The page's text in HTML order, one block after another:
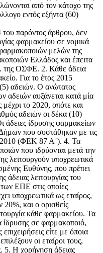
από τον κάτοχο της
εντός εξήντα (60)
παρόντος άρθρου, δεν
φαρμακείου σε νομικά
μελών της
Ελλάδος και έπειτα
της ΟΣΦΕ. 2. Κάθε άδεια
Για το έτος 2015
(5) αδειών. Ο ανώτατος
αδειών αυξάνεται κατά μία
μέχρι το 2020, οπότε και
αδειών οι δέκα (10)
άδειες ίδρυσης φαρμακείων
που συστάθηκαν με τις
2010 (ΦΕΚ 87 Α΄). 4. Τα
που ιδρύονται μετά την
λειτουργούν υποχρεωτικά
Ευθύνης, που πρέπει
άδειας λειτουργίας του
ΕΠΕ στις οποίες
υποχρεωτικά ως εταίρος,
και ο ορισθείς
κάθε φαρμακείου. Τα
ίδρυσης σε φαρμακοποιό,
είτε με όποια
οι εταίροι τους,
5. Η χορήγηση άδειας